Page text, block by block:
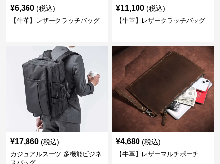
¥6,360 (税込)
【牛革】レザークラッチバッグ
¥11,100 (税込)
【牛革】レザークラッチバッグ
¥17,860 (税込)
カジュアルスーツ 多機能ビジネ
スバッグ
¥4,680 (税込)
【牛革】レザーマルチポーチ